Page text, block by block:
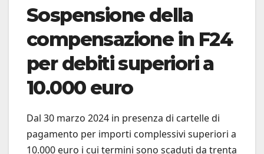
Sospensione della
compensazione in F24
per debiti superiori a
10.000 euro
Dal 30 marzo 2024 in presenza di cartelle di
pagamento per importi complessivi superiori a
10.000 euro i cui termini sono scaduti da trenta